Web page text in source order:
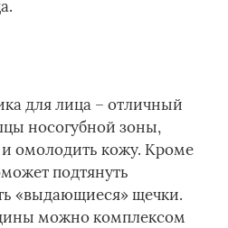
для лица – отличный
носогубной зоны,
омолодить кожу. Кроме
подтянуть
«выдающиеся» щечки.
можно комплексом